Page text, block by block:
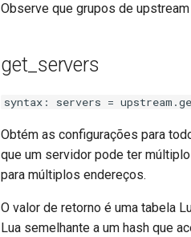
Observe que grupos de
get_servers
syntax: servers =
Obtém as configurações para
que um servidor pode ter
para múltiplos endereços.
O valor de retorno é uma tabela
Lua semelhante a um hash que